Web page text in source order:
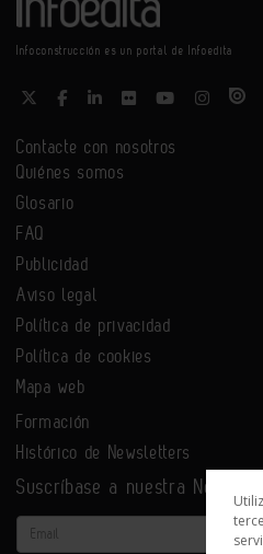
Infoconstrucción es un portal de Infoedita
Contacte con nosotros
Quiénes somos
Glosario
FAQ
Publicidad
Aviso legal
Política de privacidad
Política de cookies
Mapa web
Formación
Histórico de Newsletters
Suscríbase a nuestra
Email